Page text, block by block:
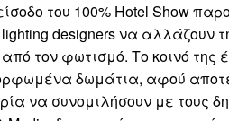
του 100% Hotel Show
lighting designers να αλλάζουν
τον φωτισμό. Το κοινό της
δωμάτια, αφού
να συνομιλήσουν με τους